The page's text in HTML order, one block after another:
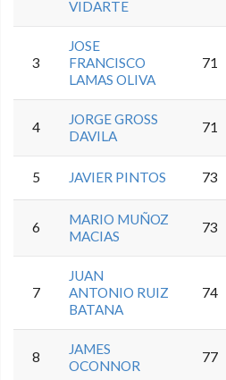
VIDARTE
3
JOSE
FRANCISCO
LAMAS OLIVA
71
4
JORGE GROSS
DAVILA
71
5 JAVIER PINTOS 73
6
MARIO MUÑOZ
MACIAS
73
7
JUAN
ANTONIO RUIZ
BATANA
74
8
JAMES
OCONNOR
77